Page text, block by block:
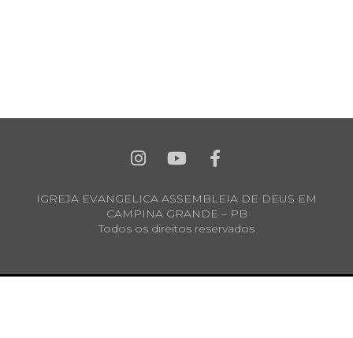
IGREJA EVANGELICA ASSEMBLEIA DE DEUS EM
CAMPINA GRANDE – PB
Todos os direitos reservados